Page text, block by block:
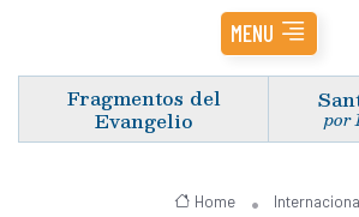
MENU
Fragmentos del
Evangelio por
Home